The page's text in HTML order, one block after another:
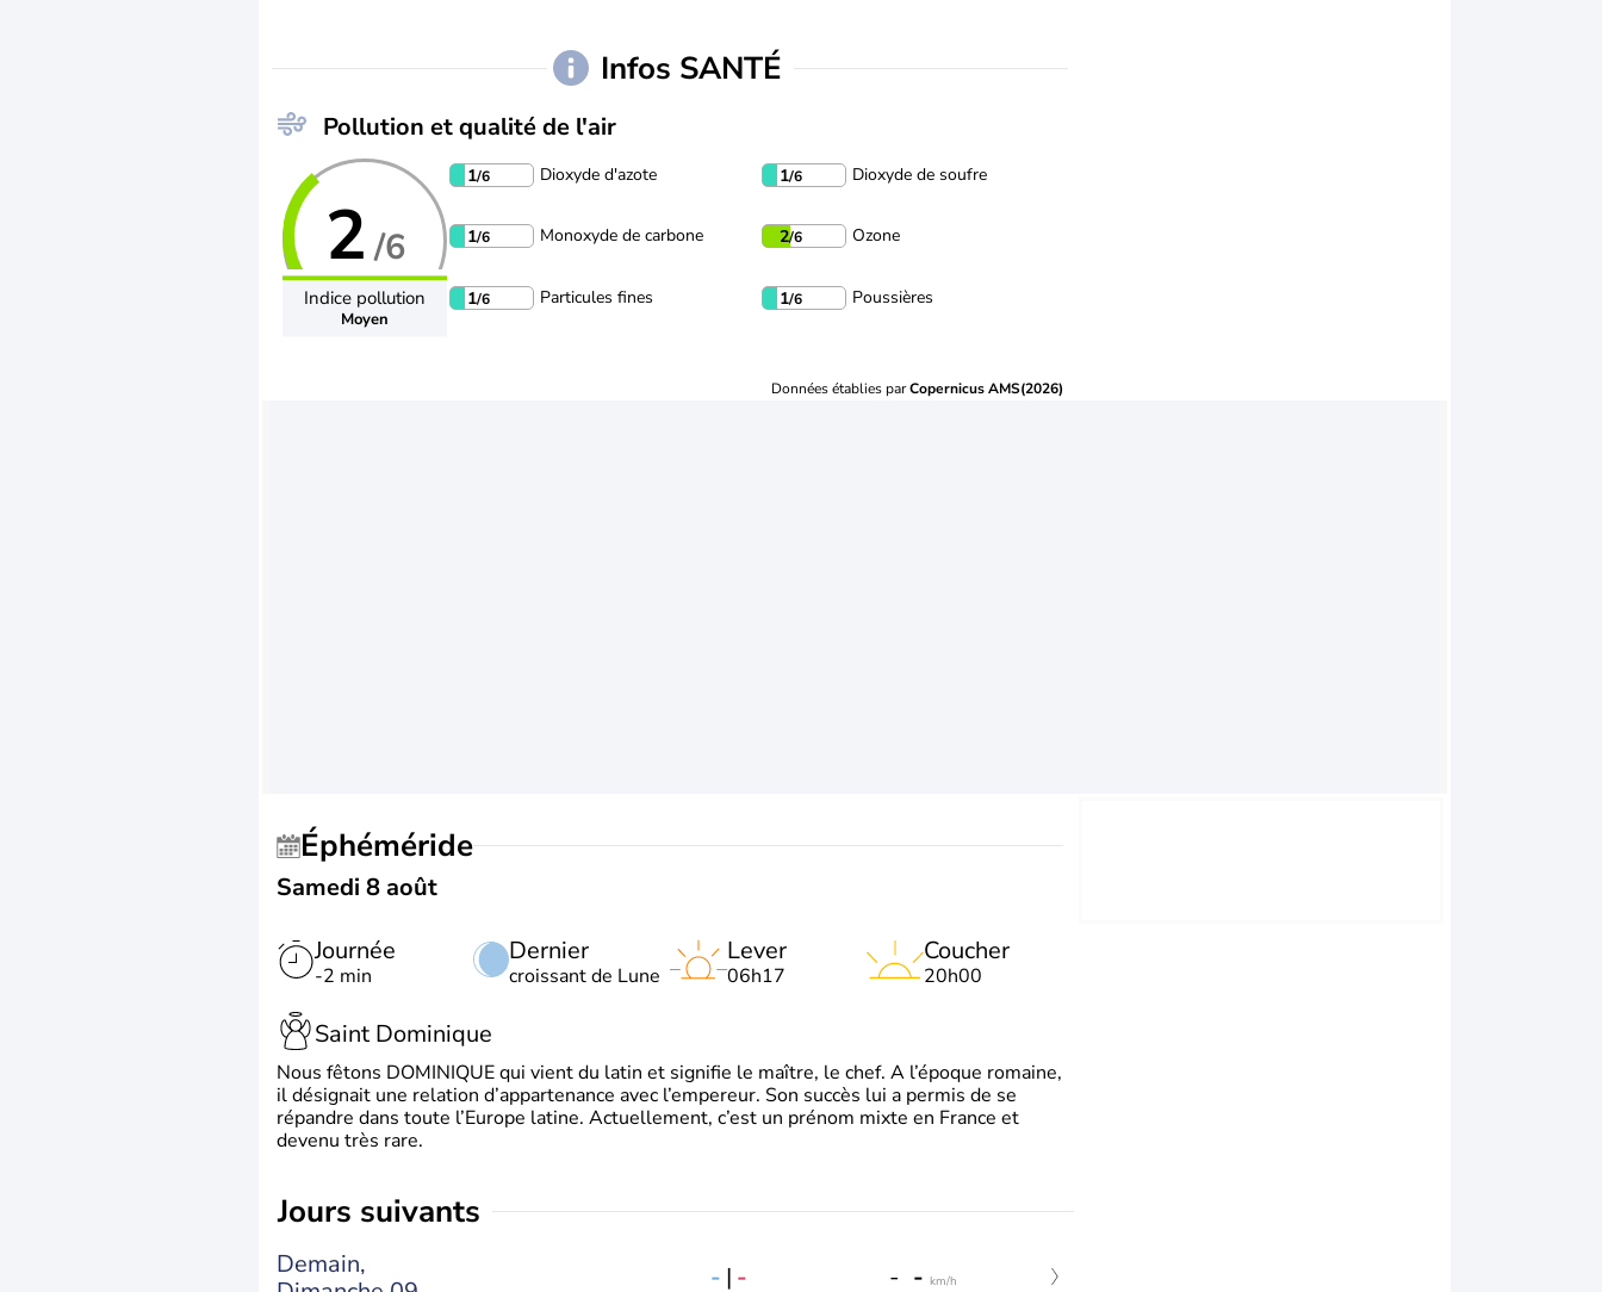
Infos SANTÉ
Pollution et qualité de l'air
2 /6
Indice pollution
Moyen
1/6 Dioxyde d'azote 1/6 Dioxyde de soufre
1/6 Monoxyde de carbone 2/6 Ozone
1/6 Particules fines 1/6 Poussières
Données établies parCopernicus AMS(2026)
Éphéméride
Samedi 8 août
Journée
-2 min
Dernier
croissant de Lune
Lever
06h17
Coucher
20h00
Saint Dominique
Nous fêtons DOMINIQUE qui vient du latin et signifie le maître, le chef. A l’époque romaine,
il désignait une relation d’appartenance avec l’empereur. Son succès lui a permis de se
répandre dans toute l’Europe latine. Actuellement, c’est un prénom mixte en France et
devenu très rare.
jours suivants
Demain,
- | - - - km/h